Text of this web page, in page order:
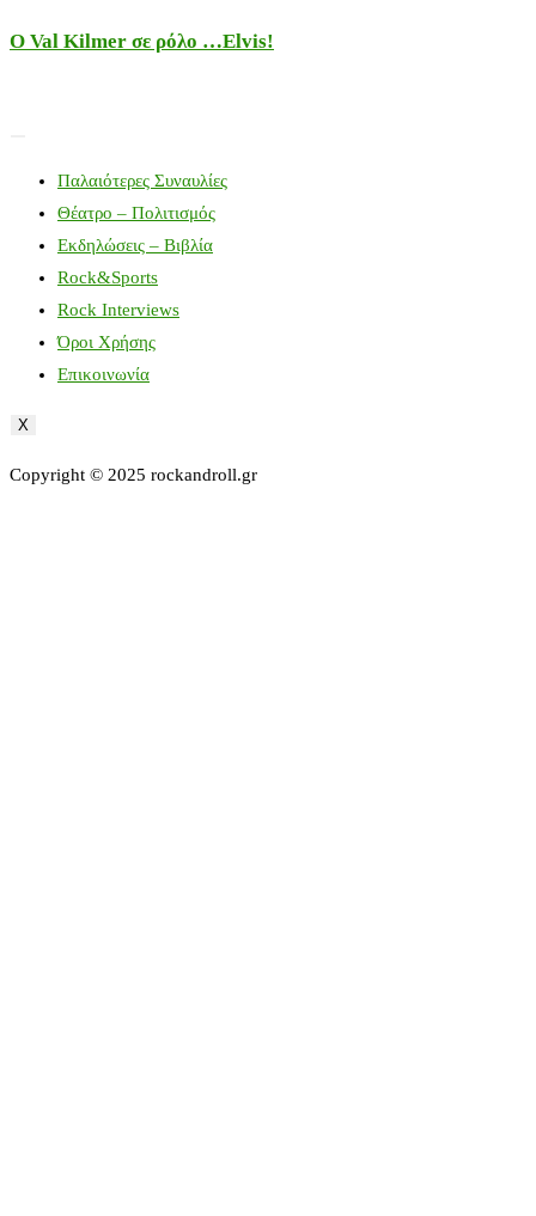
Ο Val Kilmer σε ρόλο …Elvis!
Παλαιότερες Συναυλίες
Θέατρο – Πολιτισμός
Εκδηλώσεις – Βιβλία
Rock&Sports
Rock Interviews
Όροι Χρήσης
Επικοινωνία
X
Copyright © 2025 rockandroll.gr